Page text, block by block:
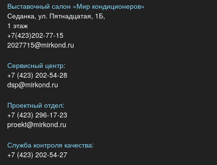
Выставочный салон «Мир кондиционеров»
Седанка, ул. Пятнадцатая, 1Б,
1 этаж
+7(423)202-77-15
2027715@mirkond.ru
Сервисный центр:
+7 (423) 202-54-28
dsp@mirkond.ru
Проектный отдел:
+7 (423) 296-17-23
proekt@mirkond.ru
Служба контроля качества:
+7 (423) 202-54-27